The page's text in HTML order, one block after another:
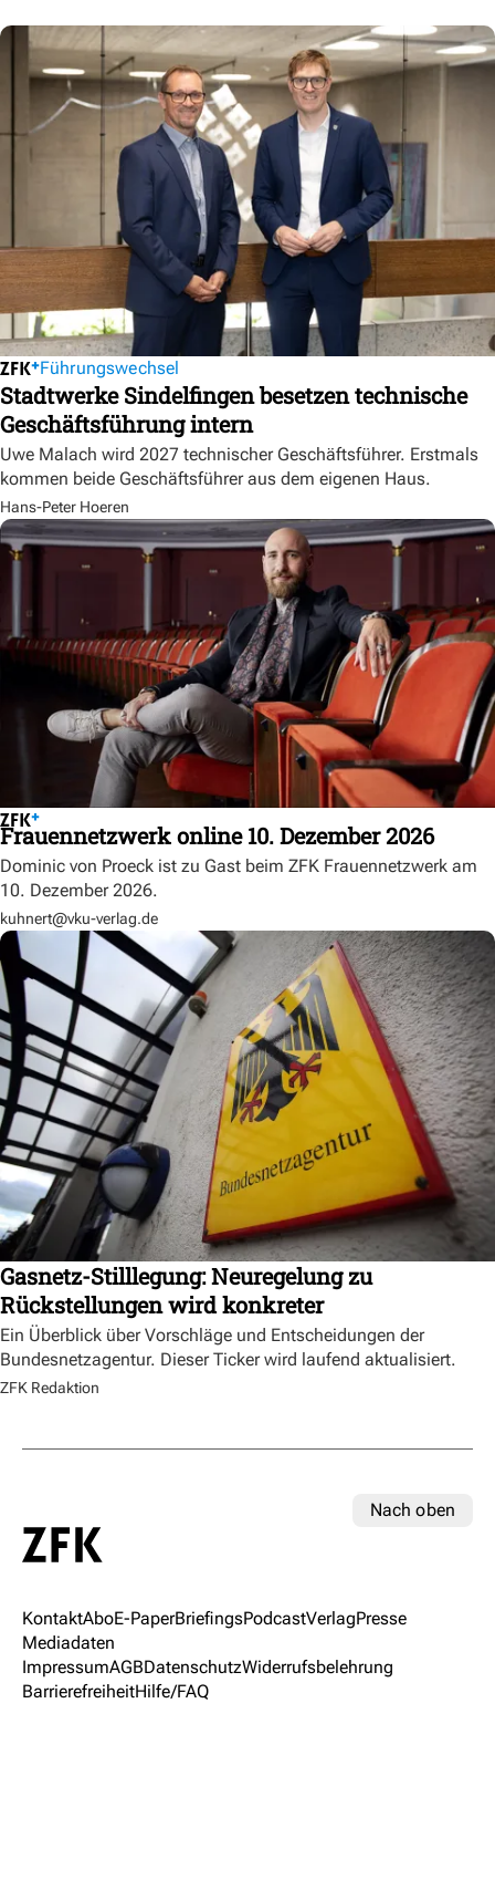
Führungswechsel
Stadtwerke Sindelfingen besetzen technische
Geschäftsführung intern
Uwe Malach wird 2027 technischer Geschäftsführer. Erstmals
kommen beide Geschäftsführer aus dem eigenen Haus.
Hans-Peter Hoeren
Frauennetzwerk online 10. Dezember 2026
Dominic von Proeck ist zu Gast beim ZFK Frauennetzwerk am
10. Dezember 2026.
kuhnert@vku-verlag.de
Gasnetz-Stilllegung: Neuregelung zu
Rückstellungen wird konkreter
Ein Überblick über Vorschläge und Entscheidungen der
Bundesnetzagentur. Dieser Ticker wird laufend aktualisiert.
ZFK Redaktion
Nach oben
KontaktAboE-PaperBriefingsPodcastVerlagPresse
Mediadaten
ImpressumAGBDatenschutzWiderrufsbelehrung
BarrierefreiheitHilfe/FAQ